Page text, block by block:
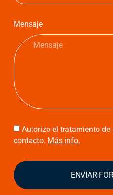
Mensaje
Autorizo el tratamiento
contacto. Más info.
ENVIAR